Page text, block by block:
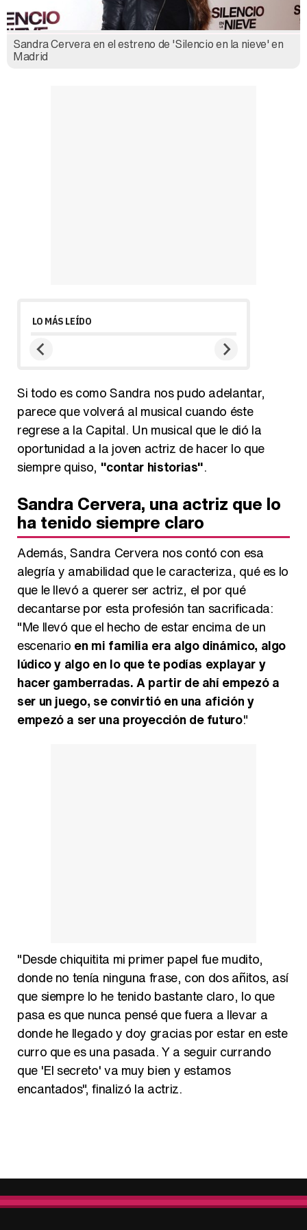
Sandra Cervera en el estreno de 'Silencio en la nieve' en
Madrid
LO MÁS LEÍDO
Si todo es como Sandra nos pudo adelantar,
parece que volverá al musical cuando éste
regrese a la Capital. Un musical que le dió la
oportunidad a la joven actriz de hacer lo que
siempre quiso, "contar historias".
Sandra Cervera, una actriz que lo
ha tenido siempre claro
Además, Sandra Cervera nos contó con esa
alegría y amabilidad que le caracteriza, qué es lo
que le llevó a querer ser actriz, el por qué
decantarse por esta profesión tan sacrificada:
"Me llevó que el hecho de estar encima de un
escenario en mi familia era algo dinámico, algo
lúdico y algo en lo que te podías explayar y
hacer gamberradas. A partir de ahí empezó a
ser un juego, se convirtió en una afición y
empezó a ser una proyección de futuro."
"Desde chiquitita mi primer papel fue mudito,
donde no tenía ninguna frase, con dos añitos, así
que siempre lo he tenido bastante claro, lo que
pasa es que nunca pensé que fuera a llevar a
donde he llegado y doy gracias por estar en este
curro que es una pasada. Y a seguir currando
que 'El secreto' va muy bien y estamos
encantados", finalizó la actriz.